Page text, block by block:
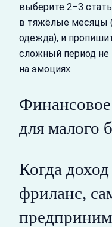
выберите 2–3
в тяжёлые месяцы
одежда), и
сложный период не
на эмоциях.
для малого
Когда
фриланс,